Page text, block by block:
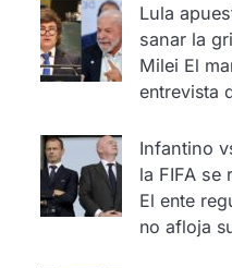
Lula
sanar la
Milei El
entrevista
Infantino
la FIFA se
El ente
no afloja